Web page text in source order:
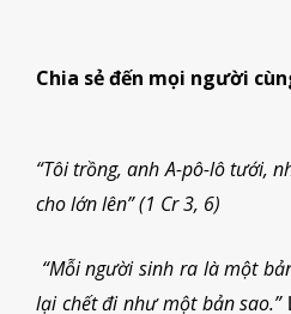
Chia sẻ đến mọi người
“Tôi trồng, anh A-pô-lô tưới,
cho lớn lên” (1 Cr3, 6)
“Mỗi người sinh ra là một
lại chết đi như một bản sao.”